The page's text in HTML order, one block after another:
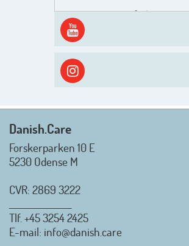
Men inden det går løs med
spændende og aktivt
efterårsæson, så går turen
ud i solen, ned til vandet og
skyggen igen. Danish.Care
sommerlukket i uge 29 + 30.
Mvh. Anders, Helle og Malthe
Danish.Care - Branchen for
hjælpemidler og
Danish.Care
Forskerparken 10 E
5230 Odense M
CVR: 2869 3222
Tlf.+45 3254 2425
E-mail: info@danish.care